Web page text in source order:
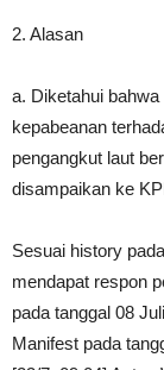
2. Alasan
a. Diketahui
kepabeanan
pengangkut laut
disampaikan ke
Sesuai history
mendapat respon
pada tanggal 08
Manifest pada